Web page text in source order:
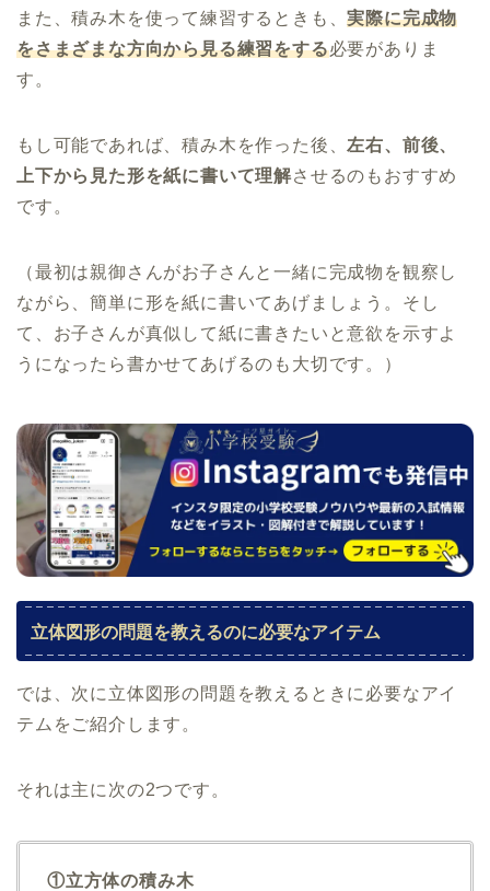
また、積み木を使って練習するときも、実際に完成物
をさまざまな方向から見る練習をする必要がありま
す。
もし可能であれば、積み木を作った後、 左右、前後、
上下から見た形を紙に書いて理解させるのもおすすめ
です。
（最初は親御さんがお子さんと一緒に完成物を観察し
ながら、簡単に形を紙に書いてあげましょう。そし
て、お子さんが真似して紙に書きたいと意欲を示すよ
うになったら書かせてあげるのも大切です。）
立体図形の問題を教えるのに必要なアイテム
では、次に立体図形の問題を教えるときに必要なアイ
テムをご紹介します。
それは主に次の2つです。
①立方体の積み木